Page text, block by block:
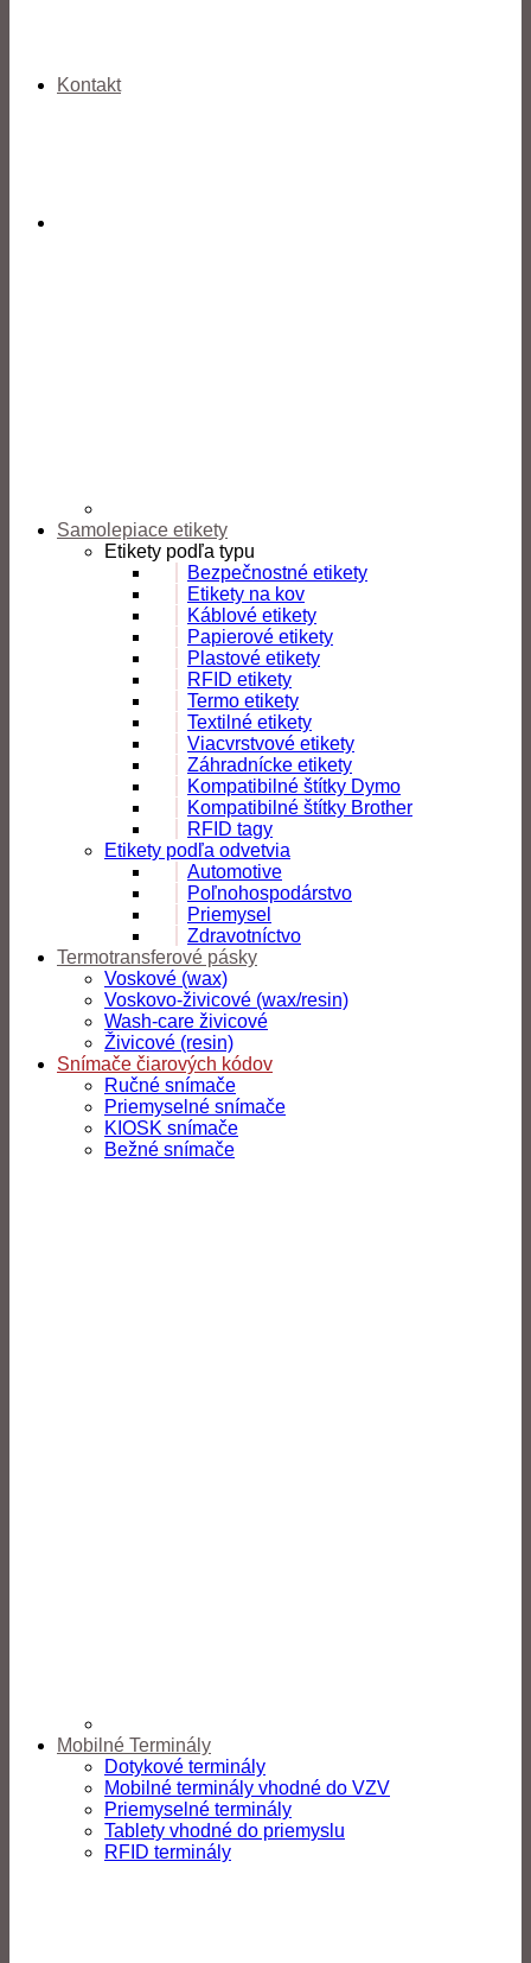
Kontakt
Samolepiace etikety
Etikety podľa typu
Bezpečnostné etikety
Etikety na kov
Káblové etikety
Papierové etikety
Plastové etikety
RFID etikety
Termo etikety
Textilné etikety
Viacvrstvové etikety
Záhradnícke etikety
Kompatibilné štítky Dymo
Kompatibilné štítky Brother
RFID tagy
Etikety podľa odvetvia
Automotive
Poľnohospodárstvo
Priemysel
Zdravotníctvo
Termotransferové pásky
Voskové (wax)
Voskovo-živicové (wax/resin)
Wash-care živicové
Živicové (resin)
Snímače čiarových kódov
Ručné snímače
Priemyselné snímače
KIOSK snímače
Bežné snímače
Mobilné Terminály
Dotykové terminály
Mobilné terminály vhodné do VZV
Priemyselné terminály
Tablety vhodné do priemyslu
RFID terminály